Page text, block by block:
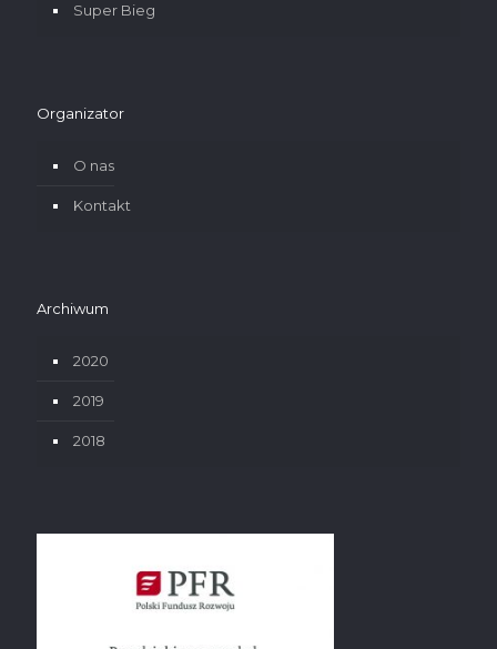
Super Bieg
Organizator
O nas
Kontakt
Archiwum
2020
2019
2018